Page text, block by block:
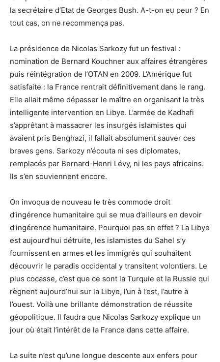
la secrétaire d’Etat de Georges Bush. A-t-on eu peur ? En
tout cas, on ne recommença pas.
La présidence de Nicolas Sarkozy fut un festival :
nomination de Bernard Kouchner aux affaires étrangères
puis réintégration de l’OTAN en 2009. L’Amérique fut
satisfaite : la France rentrait définitivement dans le rang.
Elle allait même dépasser le maître en organisant la très
intelligente intervention en Libye. L’armée de Kadhafi
s’apprêtant à massacrer les insurgés islamistes qui
avaient pris Benghazi, il fallait absolument sauver ces
braves gens. Sarkozy n’écouta ni ses diplomates,
remplacés par Bernard-Henri Lévy, ni les pays africains.
Ils s’en souviennent encore.
On invoqua de nouveau le très commode droit
d’ingérence humanitaire qui se mua d’ailleurs en devoir
d’ingérence humanitaire. Pourquoi pas en effet ? La Libye
est aujourd’hui détruite, les islamistes du Sahel s’y
fournissent en armes et les immigrés qui souhaitent
découvrir le paradis occidental y transitent volontiers. Le
plus cocasse, c’est que ce sont la Turquie et la Russie qui
règnent aujourd’hui sur la Libye, l’un à l’est, l’autre à
l’ouest. Voilà une brillante démonstration de réussite
géopolitique. Il faudra que Nicolas Sarkozy explique un
jour où était l’intérêt de la France dans cette affaire.
La suite n’est qu’une longue descente aux enfers pour